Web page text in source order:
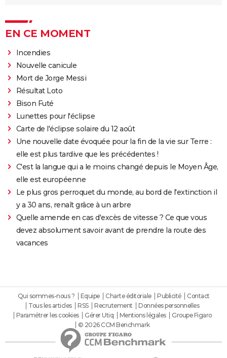
EN CE MOMENT
Incendies
Nouvelle canicule
Mort de Jorge Messi
Résultat Loto
Bison Futé
Lunettes pour l'éclipse
Carte de l'éclipse solaire du 12 août
Une nouvelle date évoquée pour la fin de la vie sur Terre :
elle est plus tardive que les précédentes !
C'est la langue qui a le moins changé depuis le Moyen Âge,
elle est européenne
Le plus gros perroquet du monde, au bord de l'extinction il
y a 30 ans, renaît grâce à un arbre
Quelle amende en cas d'excès de vitesse ? Ce que vous
devez absolument savoir avant de prendre la route des
vacances
Qui sommes-nous ? Equipe Charte éditoriale Publicité
Contact
Tous les articles
RSS Recrutement
Données personnelles
Paramétrer les cookies
Gérer Utiq Mentions légales
Groupe Figaro
© 2026 CCM Benchmark